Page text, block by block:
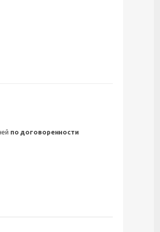
по договоренности